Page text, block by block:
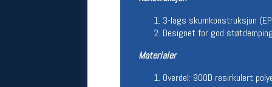
3-lags skumkonstruksjon
Designet for god
Materialer
Overdel: 900D resirkulert
Åpningstider verkstedet
Man-Fredag:
11-18
Om verkstedet
nettbutikken og trykke på den